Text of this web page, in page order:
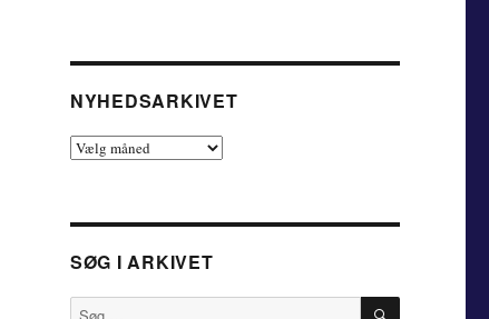
NYHEDSARKIVET
Nyhedsarkivet
SØG I ARKIVET
Søg
SØG